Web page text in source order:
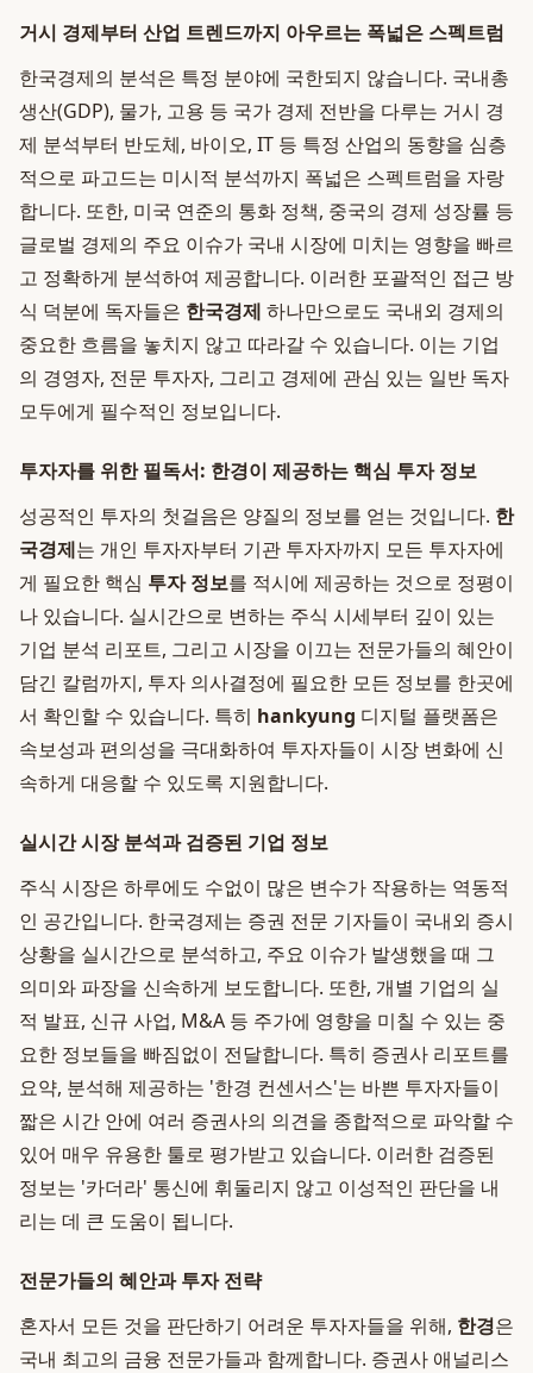
거시 경제부터 산업 트렌드까지 아우르는 폭넓은 스펙트럼
한국경제의 분석은 특정 분야에 국한되지 않습니다. 국내총
생산(GDP), 물가, 고용 등 국가 경제 전반을 다루는 거시 경
제 분석부터 반도체, 바이오, IT 등 특정 산업의 동향을 심층
적으로 파고드는 미시적 분석까지 폭넓은 스펙트럼을 자랑
합니다. 또한, 미국 연준의 통화 정책, 중국의 경제 성장률 등
글로벌 경제의 주요 이슈가 국내 시장에 미치는 영향을 빠르
고 정확하게 분석하여 제공합니다. 이러한 포괄적인 접근 방
식 덕분에 독자들은 한국경제 하나만으로도 국내외 경제의
중요한 흐름을 놓치지 않고 따라갈 수 있습니다. 이는 기업
의 경영자, 전문 투자자, 그리고 경제에 관심 있는 일반 독자
모두에게 필수적인 정보입니다.
투자자를 위한 필독서: 한경이 제공하는 핵심 투자 정보
성공적인 투자의 첫걸음은 양질의 정보를 얻는 것입니다. 한
국경제는 개인 투자자부터 기관 투자자까지 모든 투자자에
게 필요한 핵심 투자 정보를 적시에 제공하는 것으로 정평이
나 있습니다. 실시간으로 변하는 주식 시세부터 깊이 있는
기업 분석 리포트, 그리고 시장을 이끄는 전문가들의 혜안이
담긴 칼럼까지, 투자 의사결정에 필요한 모든 정보를 한곳에
서 확인할 수 있습니다. 특히 hankyung 디지털 플랫폼은
속보성과 편의성을 극대화하여 투자자들이 시장 변화에 신
속하게 대응할 수 있도록 지원합니다.
실시간 시장 분석과 검증된 기업 정보
주식 시장은 하루에도 수없이 많은 변수가 작용하는 역동적
인 공간입니다. 한국경제는 증권 전문 기자들이 국내외 증시
상황을 실시간으로 분석하고, 주요 이슈가 발생했을 때 그
의미와 파장을 신속하게 보도합니다. 또한, 개별 기업의 실
적 발표, 신규 사업, M&A 등 주가에 영향을 미칠 수 있는 중
요한 정보들을 빠짐없이 전달합니다. 특히 증권사 리포트를
요약, 분석해 제공하는 '한경 컨센서스'는 바쁜 투자자들이
짧은 시간 안에 여러 증권사의 의견을 종합적으로 파악할 수
있어 매우 유용한 툴로 평가받고 있습니다. 이러한 검증된
정보는 '카더라' 통신에 휘둘리지 않고 이성적인 판단을 내
리는 데 큰 도움이 됩니다.
전문가들의 혜안과 투자 전략
혼자서 모든 것을 판단하기 어려운 투자자들을 위해, 한경은
국내 최고의 금융 전문가들과 함께합니다. 증권사 애널리스